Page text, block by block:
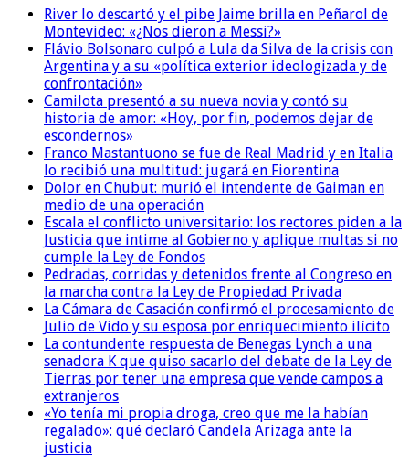
River lo descartó y el pibe Jaime brilla en Peñarol de
Montevideo: «¿Nos dieron a Messi?»
Flávio Bolsonaro culpó a Lula da Silva de la crisis con
Argentina y a su «política exterior ideologizada y de
confrontación»
Camilota presentó a su nueva novia y contó su
historia de amor: «Hoy, por fin, podemos dejar de
escondernos»
Franco Mastantuono se fue de Real Madrid y en Italia
lo recibió una multitud: jugará en Fiorentina
Dolor en Chubut: murió el intendente de Gaiman en
medio de una operación
Escala el conflicto universitario: los rectores piden a la
Justicia que intime al Gobierno y aplique multas si no
cumple la Ley de Fondos
Pedradas, corridas y detenidos frente al Congreso en
la marcha contra la Ley de Propiedad Privada
La Cámara de Casación confirmó el procesamiento de
Julio de Vido y su esposa por enriquecimiento ilícito
La contundente respuesta de Benegas Lynch a una
senadora K que quiso sacarlo del debate de la Ley de
Tierras por tener una empresa que vende campos a
extranjeros
«Yo tenía mi propia droga, creo que me la habían
regalado»: qué declaró Candela Arizaga ante la
justicia